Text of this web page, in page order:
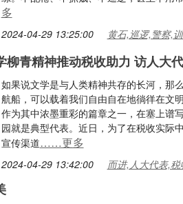
多
2024-04-29 13:25:00 黄石,巡逻,警察,
柳青精神推动税收助力 访人大
如果说文学是与人类精神共存的长河，那
航船，可以载着我们自由自在地徜徉在文
作为其中浓墨重彩的篇章之一，在塞上
园就是典型代表。近日，为了在税收实际
宣传渠道……更多
2024-04-29 13:42:00 而进,人大代表,